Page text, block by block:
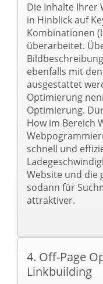
Die Inhalte Ihrer
in Hinblick auf
Kombinationen
überarbeitet.
ebenfalls mit
ausgestattet
Optimierung
Optimierung.
How im Bereich
schnell und
Website und die
sodann für
attraktiver.
4. Off-Page
Linkbuilding